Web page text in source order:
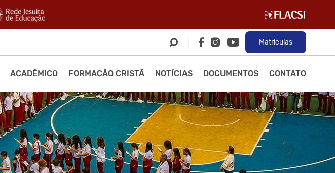
Matrículas
ACADÊMICO FORMAÇÃO CRISTÃ NOTÍCIAS DOCUMENTOS CONTATO